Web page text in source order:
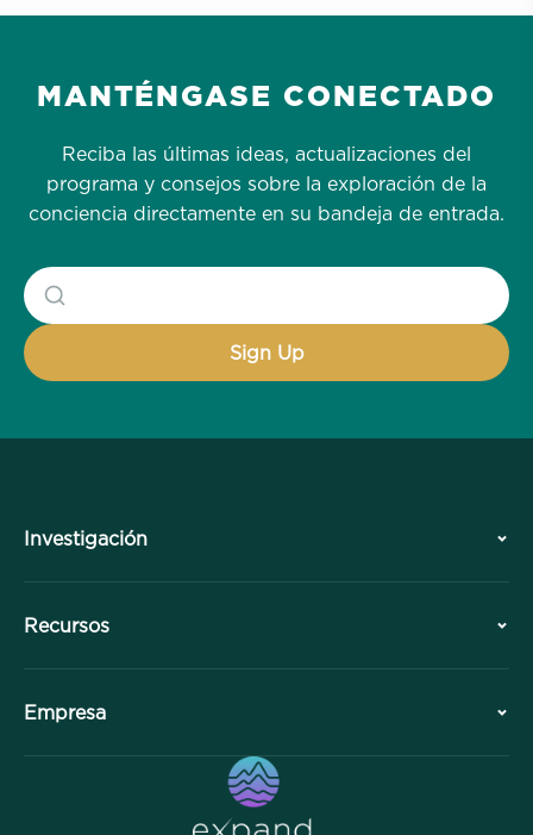
MANTÉNGASE CONECTADO
Reciba las últimas ideas, actualizaciones del
programa y consejos sobre la exploración de la
conciencia directamente en su bandeja de entrada.
Investigación
División Profesional
Artículos
Recursos
Meditaciones gratuitas
Empresa